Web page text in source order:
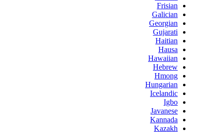
Frisian
Galician
Georgian
Gujarati
Haitian
Hausa
Hawaiian
Hebrew
Hmong
Hungarian
Icelandic
Igbo
Javanese
Kannada
Kazakh